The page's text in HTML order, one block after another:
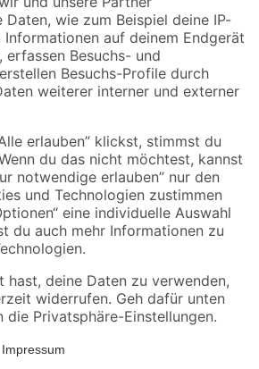
Versandarten
MwSt.. Die dargestellten Angebote sind unter
verfügbar. Die angegebenen Verfügbarkeiten beziehen
gilt nicht für Artikel mit Speditionsversand, hier